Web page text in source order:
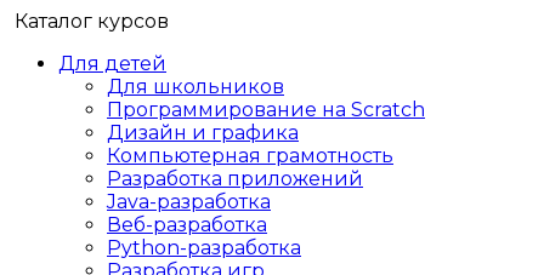
Каталог курсов
Для детей
Для школьников
Программирование на Scratch
Дизайн и графика
Компьютерная грамотность
Разработка приложений
Java-разработка
Веб-разработка
Python-разработка